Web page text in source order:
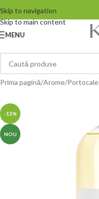
Skip to navigation
Skip to main content
MENU
Prima pagină/Arome/Portocale
-13%
NOU